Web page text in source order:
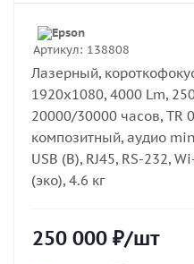
Артикул: 138808
Лазерный,
1920x1080, 4000 Lm,
20000/30000 часов, TR
композитный, аудио
USB (B), RJ45, RS-232,
(эко), 4.6 кг
250 000 ₽/шт